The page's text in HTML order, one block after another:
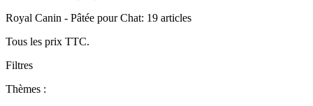
Royal Canin - Pâtée pour Chat: 19 articles
Tous les prix TTC.
Filtres
Thèmes :